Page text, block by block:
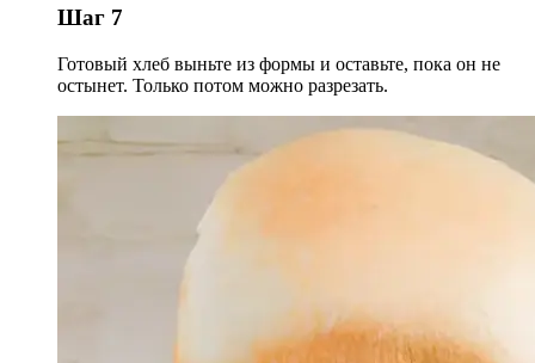
Шаг 7
Готовый хлеб выньте из формы и оставьте, пока он не
остынет. Только потом можно разрезать.